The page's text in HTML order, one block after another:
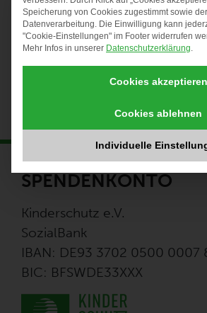
anzeigen
Sprechzeit zur Raumvermietung Heide
SPENDENKONTO
Kinderschutz e.V.
SozialBank
IBAN: DE93 3702 0500 0007
BIC: BFSWDE33XXX
Speicherung von Cookies zugestimmt sowie
Datenverarbeitung. Die Einwilligung kann
"Cookie-Einstellungen" im Footer widerrufen
Mehr Infos in unserer Datenschutzerklärung.
Cookies akzeptieren
Cookies ablehnen
Individuelle